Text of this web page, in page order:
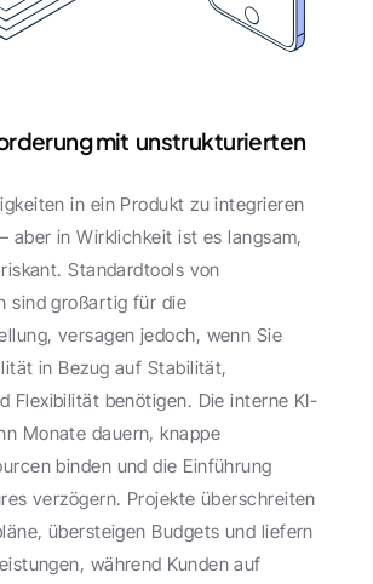
mit  unstrukturierten
in ein Produkt zu integrieren
in Wirklichkeit ist es langsam,
Standardtools von
sind großartig für die
versagen jedoch, wenn Sie
in Bezug auf Stabilität,
Flexibilität benötigen. Die interne KI-
Monate dauern, knappe
binden und die Einführung
verzögern. Projekte überschreiten
übersteigen Budgets und liefern
während Kunden auf